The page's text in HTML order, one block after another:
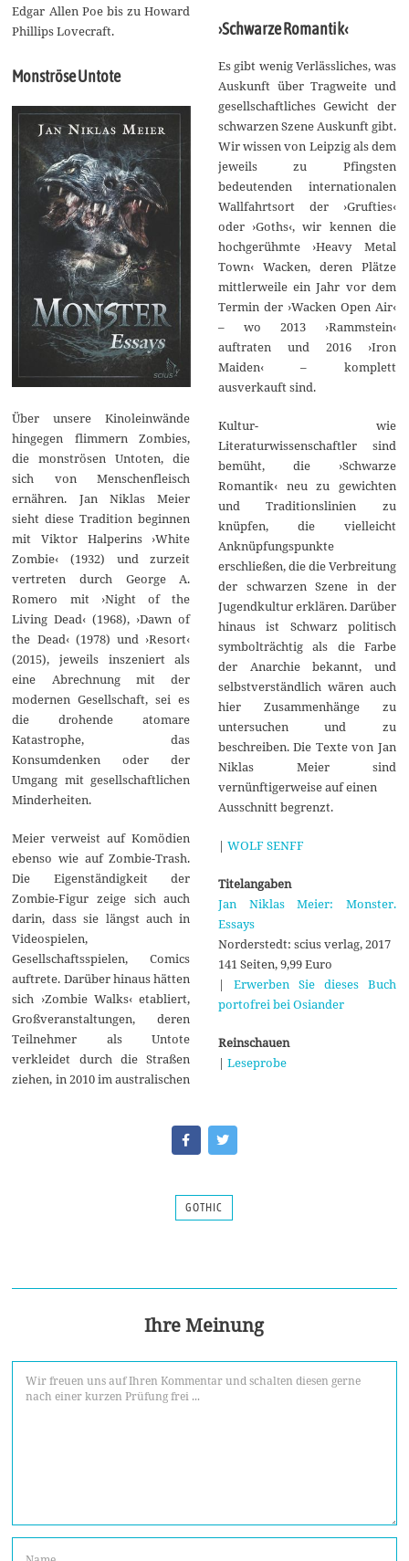
Edgar Allen Poe bis zu Howard
Phillips Lovecraft.
Monströse Untote
Über unsere Kinoleinwände
hingegen flimmern Zombies,
die monströsen Untoten, die
sich von Menschenfleisch
ernähren. Jan Niklas Meier
sieht diese Tradition beginnen
mit Viktor Halperins ›White
Zombie‹ (1932) und zurzeit
vertreten durch George A.
Romero mit ›Night of the
Living Dead‹ (1968), ›Dawn of
the Dead‹ (1978) und ›Resort‹
(2015), jeweils inszeniert als
eine Abrechnung mit der
modernen Gesellschaft, sei es
die drohende atomare
Katastrophe, das
Konsumdenken oder der
Umgang mit gesellschaftlichen
Minderheiten.
Meier verweist auf Komödien
ebenso wie auf Zombie-Trash.
Die Eigenständigkeit der
Zombie-Figur zeige sich auch
darin, dass sie längst auch in
Videospielen,
Gesellschaftsspielen, Comics
auftrete. Darüber hinaus hätten
sich ›Zombie Walks‹ etabliert,
Großveranstaltungen, deren
Teilnehmer als Untote
verkleidet durch die Straßen
ziehen, in 2010 im australischen
›Schwarze Romantik‹
Es gibt wenig Verlässliches, was
Auskunft über Tragweite und
gesellschaftliches Gewicht der
schwarzen Szene Auskunft gibt.
Wir wissen von Leipzig als dem
jeweils zu Pfingsten
bedeutenden internationalen
Wallfahrtsort der ›Grufties‹
oder ›Goths‹, wir kennen die
hochgerühmte ›Heavy Metal
Town‹ Wacken, deren Plätze
mittlerweile ein Jahr vor dem
Termin der ›Wacken Open Air‹
– wo 2013 ›Rammstein‹
auftraten und 2016 ›Iron
Maiden‹ – komplett
ausverkauft sind.
Kultur- wie
Literaturwissenschaftler sind
bemüht, die ›Schwarze
Romantik‹ neu zu gewichten
und Traditionslinien zu
knüpfen, die vielleicht
Anknüpfungspunkte
erschließen, die die Verbreitung
der schwarzen Szene in der
Jugendkultur erklären. Darüber
hinaus ist Schwarz politisch
symbolträchtig als die Farbe
der Anarchie bekannt, und
selbstverständlich wären auch
hier Zusammenhänge zu
untersuchen und zu
beschreiben. Die Texte von Jan
Niklas Meier sind
vernünftigerweise auf einen
Ausschnitt begrenzt.
| WOLF SENFF
Titelangaben
Jan Niklas Meier: Monster.
Essays
Norderstedt: scius verlag, 2017
141 Seiten, 9,99 Euro
| Erwerben Sie dieses Buch
portofrei bei Osiander
Reinschauen
| Leseprobe
GOTHIC
Ihre Meinung